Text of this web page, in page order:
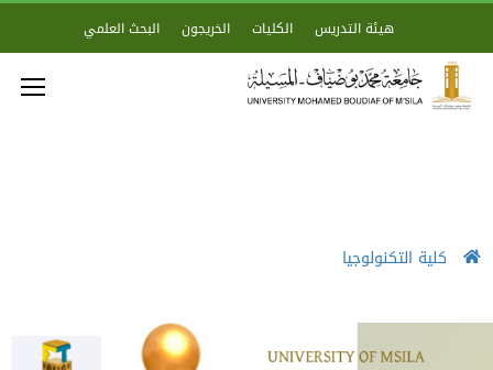
هيئة التدريس الكليات الخريجون البحث العلمي
كلية التكنولوجيا